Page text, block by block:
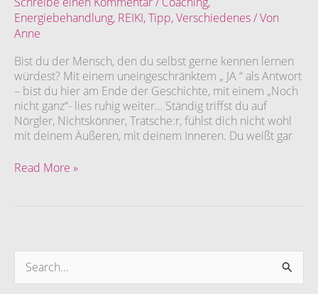
Energiebehandlung, REIKI,Tipp,Verschiedenes/ Von
Anne
Bist du der Mensch, den du selbst gerne kennen lernen
würdest? Mit einem uneingeschränktem „ JA “ als Antwort
– bist du hier am Ende der Geschichte, mit einem „Noch
nicht ganz“- lies ruhig weiter… Ständig triffst du auf
Nörgler, Nichtskönner, Tratsche:r, fühlst dich nicht wohl
mit deinem Äußeren, mit deinem Inneren. Du weißt gar
Deinen
persönlichen
zu
kommen
Read More »